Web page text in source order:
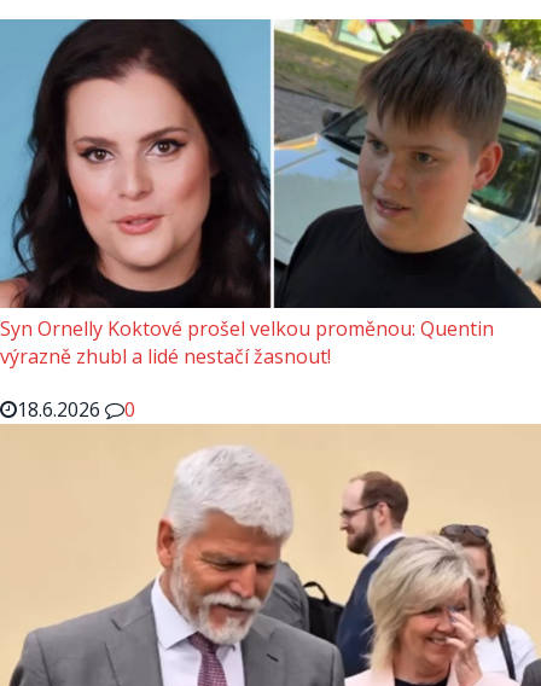
Syn Ornelly Koktové prošel velkou proměnou: Quentin
výrazně zhubl a lidé nestačí žasnout!
18.6.2026
0